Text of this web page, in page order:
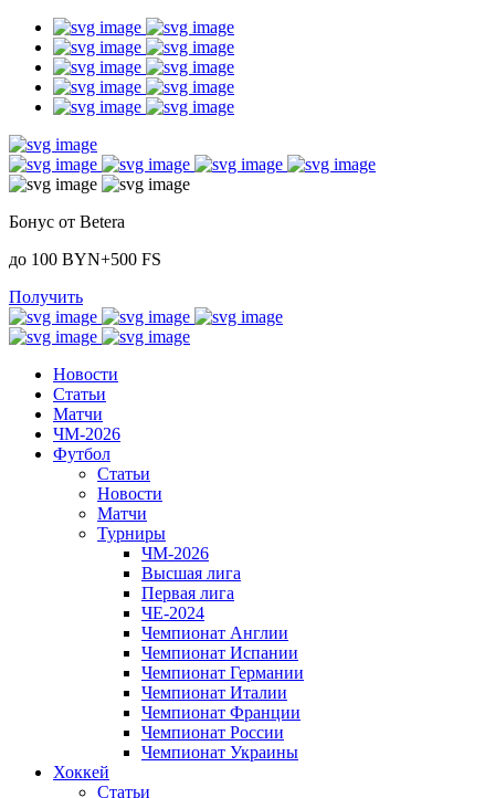
Бонус от Betera
до 100 BYN+500 FS
Получить
Новости
Статьи
Матчи
ЧМ-2026
Футбол
Статьи
Новости
Матчи
Турниры
ЧМ-2026
Высшая лига
Первая лига
ЧЕ-2024
Чемпионат Англии
Чемпионат Испании
Чемпионат Германии
Чемпионат Италии
Чемпионат Франции
Чемпионат России
Чемпионат Украины
Хоккей
Статьи